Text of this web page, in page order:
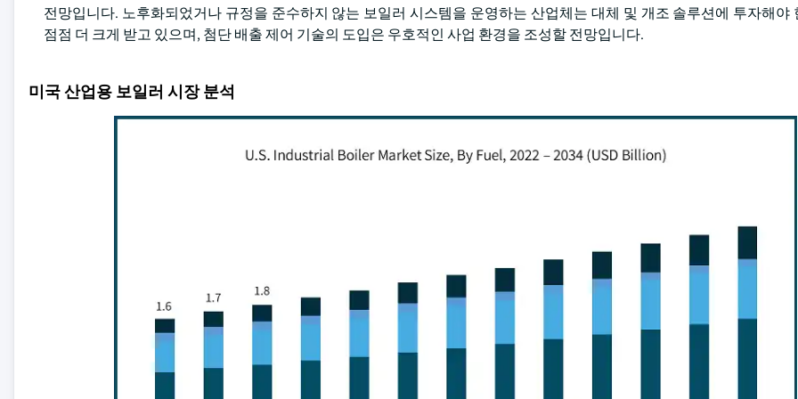
전망입니다. 노후화되었거나 규정을 준수하지 않는 보일러 시스템을 운영하는 산업체는 대체 및 개조 솔루션에 투자해야
점점 더 크게 받고 있으며, 첨단 배출 제어 기술의 도입은 우호적인 사업 환경을 조성할 전망입니다.
미국 산업용 보일러 시장 분석